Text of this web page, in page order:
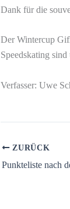
Dank für die
Der Wintercup
Speedskating
Verfasser: Uwe
ZURÜCK